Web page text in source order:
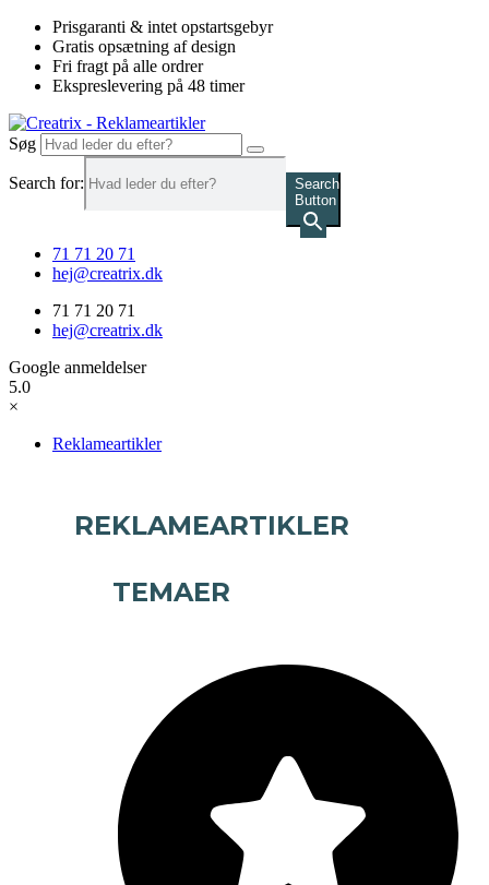
Videre
indhold
Prisgaranti & intet opstartsgebyr
Gratis opsætning af design
Fri fragt på alle ordrer
Ekspreslevering på 48 timer
Søg
Search for:
Search
Button
71 71 20 71
hej@creatrix.dk
71 71 20 71
hej@creatrix.dk
Google anmeldelser
5.0
×
Reklameartikler
REKLAMEARTIKLER
TEMAER